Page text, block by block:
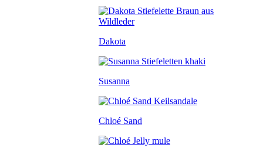
Dakota
Susanna
Chloé Sand